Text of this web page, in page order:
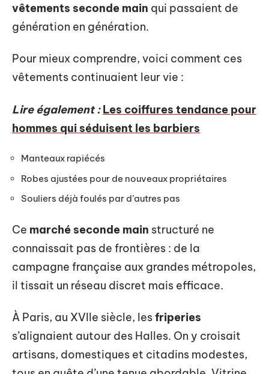
vêtements seconde main qui passaient de
génération en génération.
Pour mieux comprendre, voici comment ces
vêtements continuaient leur vie :
Lire également : Les coiffures tendance pour
hommes qui séduisent les barbiers
Manteaux rapiécés
Robes ajustées pour de nouveaux propriétaires
Souliers déjà foulés par d’autres pas
Ce marché seconde main structuré ne
connaissait pas de frontières : de la
campagne française aux grandes métropoles,
il tissait un réseau discret mais efficace.
À Paris, au XVIIe siècle, lesfriperies
s’alignaient autour des Halles. On y croisait
artisans, domestiques et citadins modestes,